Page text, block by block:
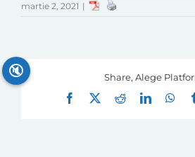
martie 2, 2021 |
Share, Alege
Facebook
RedditLinkedIn
🔇